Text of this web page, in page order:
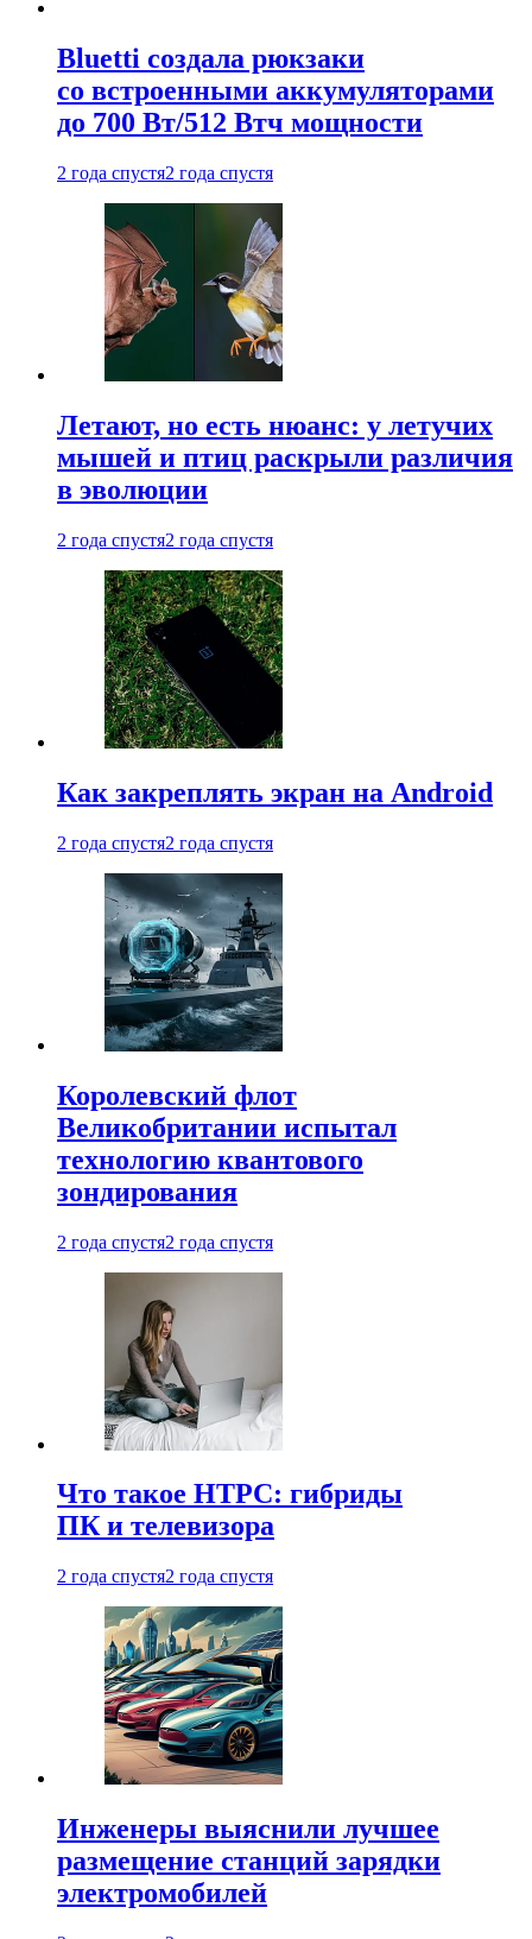
Bluetti создала рюкзаки
со встроенными аккумуляторами
до 700 Вт/512 Втч мощности
2 года спустя2 года спустя
Летают, но есть нюанс: у летучих
мышей и птиц раскрыли различия
в эволюции
2 года спустя2 года спустя
Как закреплять экран на Android
2 года спустя2 года спустя
Королевский флот
Великобритании испытал
технологию квантового
зондирования
2 года спустя2 года спустя
Что такое HTPC: гибриды
ПК и телевизора
2 года спустя2 года спустя
Инженеры выяснили лучшее
размещение станций зарядки
электромобилей